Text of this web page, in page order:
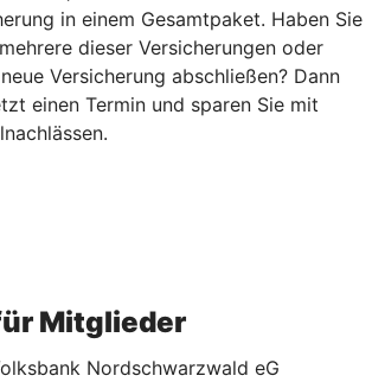
in einem Gesamtpaket. Haben Sie
dieser Versicherungen oder
Versicherung abschließen? Dann
einen Termin und sparen Sie mit
Mitglieder
Nordschwarzwald eG